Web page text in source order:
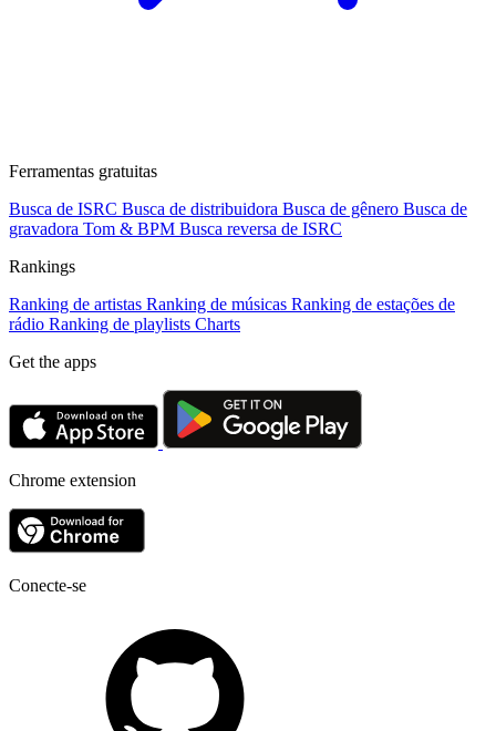
Ferramentas gratuitas
Busca de ISRC Busca de distribuidora Busca de gênero Busca de
gravadora Tom & BPM Busca reversa de ISRC
Rankings
Ranking de artistas Ranking de músicas Ranking de estações de
rádio Ranking de playlists Charts
Get the apps
Chrome extension
Conecte-se